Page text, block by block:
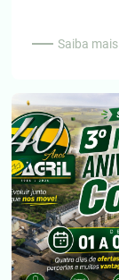
Saiba mais